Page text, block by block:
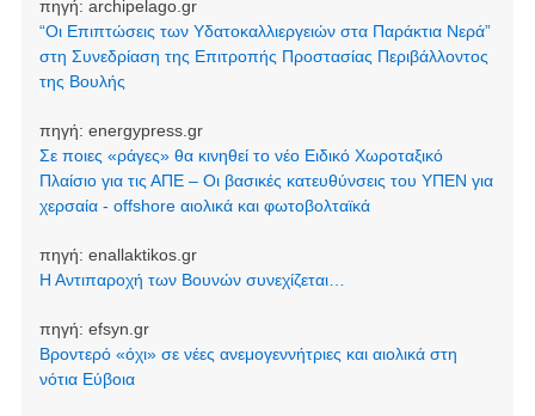
πηγή: archipelago.gr
“Οι Επιπτώσεις των Υδατοκαλλιεργειών στα Παράκτια Νερά”
στη Συνεδρίαση της Επιτροπής Προστασίας Περιβάλλοντος
της Βουλής
πηγή: energypress.gr
Σε ποιες «ράγες» θα κινηθεί το νέο Ειδικό Χωροταξικό
Πλαίσιο για τις ΑΠΕ – Οι βασικές κατευθύνσεις του ΥΠΕΝ για
χερσαία - offshore αιολικά και φωτοβολταϊκά
πηγή: enallaktikos.gr
Η Αντιπαροχή των Βουνών συνεχίζεται…
πηγή: efsyn.gr
Βροντερό «όχι» σε νέες ανεμογεννήτριες και αιολικά στη
νότια Εύβοια